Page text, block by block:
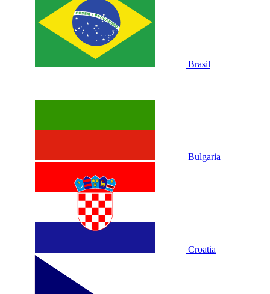
Brasil
Bulgaria
Croatia